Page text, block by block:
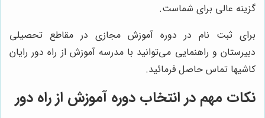
گزینه عالی برای شماست.
برای ثبت نام در دوره آموزش مجازی در مقاطع تحصیلی
دبیرستان و راهنمایی می‌توانید با مدرسه آموزش از راه دور رایان
کاشیها تماس حاصل فرمائید.
نکات مهم در انتخاب دوره آموزش از راه دور